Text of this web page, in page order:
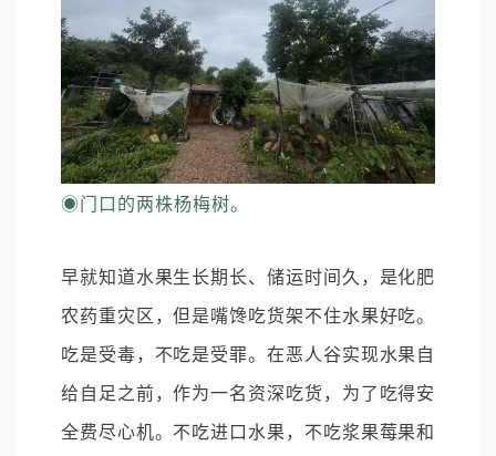
◉门口的两株杨梅树。
早就知道水果生长期长、储运时间久，是化肥
农药重灾区，但是嘴馋吃货架不住水果好吃。
吃是受毒，不吃是受罪。在恶人谷实现水果自
给自足之前，作为一名资深吃货，为了吃得安
全费尽心机。不吃进口水果，不吃浆果莓果和